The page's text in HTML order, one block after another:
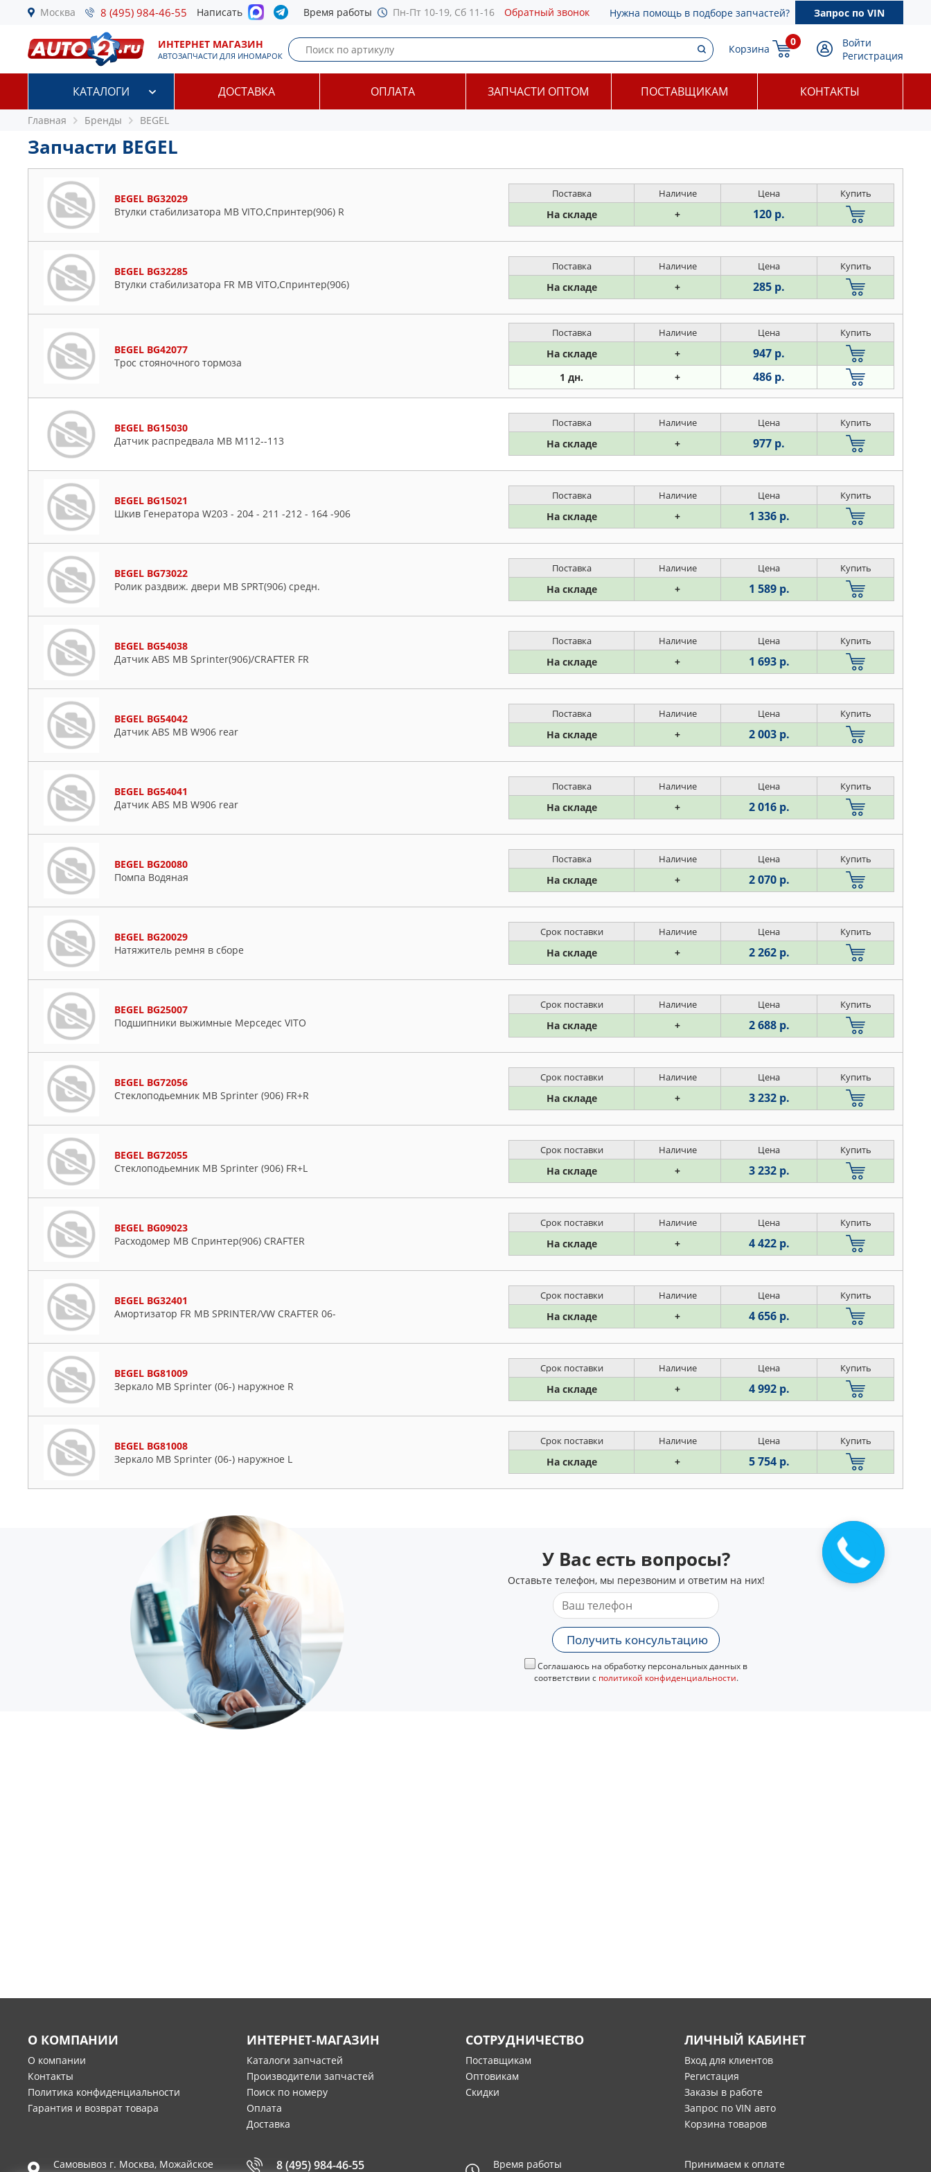
Москва 8 (495) 984-46-55 Написать Время работы Пн-Пт 10-19, Сб 11-16 Обратный звонок Нужна помощь в подборе запчастей? Запрос по VIN
ИНТЕРНЕТ МАГАЗИН
АВТОЗАПЧАСТИ ДЛЯ ИНОМАРОК
Корзина
0
Войти
Регистрация
КАТАЛОГИ ДОСТАВКА ОПЛАТА ЗАПЧАСТИ ОПТОМ ПОСТАВЩИКАМ КОНТАКТЫ
Главная Бренды BEGEL
Запчасти BEGEL
BEGEL BG32029
Втулки стабилизатора MB VITO,Спринтер(906) R
Поставка Наличие Цена Купить
На складе + 120 р.
BEGEL BG32285
Втулки стабилизатора FR MB VITO,Спринтер(906)
Поставка Наличие Цена Купить
На складе + 285 р.
BEGEL BG42077
Трос стояночного тормоза
Поставка Наличие Цена Купить
На складе + 947 р.
1 дн. + 486 р.
BEGEL BG15030
Датчик распредвала MB M112--113
Поставка Наличие Цена Купить
На складе + 977 р.
BEGEL BG15021
Шкив Генератора W203 - 204 - 211 -212 - 164 -906
Поставка Наличие Цена Купить
На складе + 1 336 р.
BEGEL BG73022
Ролик раздвиж. двери MB SPRT(906) средн.
Поставка Наличие Цена Купить
На складе + 1 589 р.
BEGEL BG54038
Датчик ABS MB Sprinter(906)/CRAFTER FR
Поставка Наличие Цена Купить
На складе + 1 693 р.
BEGEL BG54042
Датчик ABS MB W906 rear
Поставка Наличие Цена Купить
На складе + 2 003 р.
BEGEL BG54041
Датчик ABS MB W906 rear
Поставка Наличие Цена Купить
На складе + 2 016 р.
BEGEL BG20080
Помпа Водяная
Поставка Наличие Цена Купить
На складе + 2 070 р.
BEGEL BG20029
Натяжитель ремня в сборе
Срок поставки Наличие Цена Купить
На складе + 2 262 р.
BEGEL BG25007
Подшипники выжимные Мерседес VITO
Срок поставки Наличие Цена Купить
На складе + 2 688 р.
BEGEL BG72056
Стеклоподьемник MB Sprinter (906) FR+R
Срок поставки Наличие Цена Купить
На складе + 3 232 р.
BEGEL BG72055
Стеклоподьемник MB Sprinter (906) FR+L
Срок поставки Наличие Цена Купить
На складе + 3 232 р.
BEGEL BG09023
Расходомер МВ Спринтер(906) CRAFTER
Срок поставки Наличие Цена Купить
На складе + 4 422 р.
BEGEL BG32401
Амортизатор FR MB SPRINTER/VW CRAFTER 06-
Срок поставки Наличие Цена Купить
На складе + 4 656 р.
BEGEL BG81009
Зеркало MB Sprinter (06-) наружное R
Срок поставки Наличие Цена Купить
На складе + 4 992 р.
BEGEL BG81008
Зеркало MB Sprinter (06-) наружное L
Срок поставки Наличие Цена Купить
На складе + 5 754 р.
У Вас есть вопросы?
Оставьте телефон, мы перезвоним и ответим на них!
Получить консультацию
Соглашаюсь на обработку персональных данных в
соответствии с политикой конфиденциальности.
О КОМПАНИИ
О компании
Контакты
Политика конфиденциальности
Гарантия и возврат товара
ИНТЕРНЕТ-МАГАЗИН
Каталоги запчастей
Производители запчастей
Поиск по номеру
Оплата
Доставка
СОТРУДНИЧЕСТВО
Поставщикам
Оптовикам
Скидки
ЛИЧНЫЙ КАБИНЕТ
Вход для клиентов
Регистация
Заказы в работе
Запрос по VIN авто
Корзина товаров
Самовывоз г. Москва, Можайское
8 (495) 984-46-55
Время работы
Принимаем к оплате